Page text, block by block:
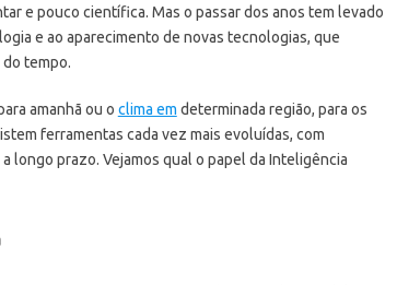
e pouco científica. Mas o passar dos anos tem levado
e ao aparecimento de novas tecnologias, que
do tempo.
amanhã ou o clima em determinada região, para os
ferramentas cada vez mais evoluídas, com
longo prazo. Vejamos qual o papel da Inteligência